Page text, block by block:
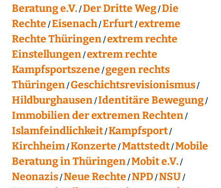
Beratung e.V. Der Dritte Weg Die
Rechte Eisenach Erfurt extreme
Rechte Thüringen extrem rechte
Einstellungen extrem rechte
Kampfsportszene gegen rechts
Thüringen Geschichtsrevisionismus
Hildburghausen Identitäre Bewegung
Immobilien der extremen Rechten
Islamfeindlichkeit Kampfsport
Kirchheim Konzerte Mattstedt Mobile
Beratung in Thüringen Mobit e.V.
Neonazis Neue Rechte NPD NSU